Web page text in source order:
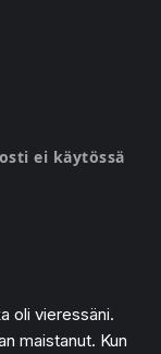
ei käytössä
oli vieressäni.
maistanut. Kun